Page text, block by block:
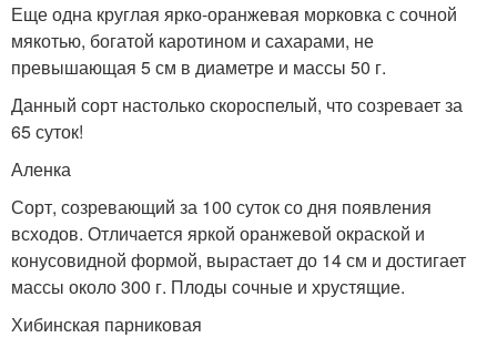
Еще одна круглая ярко-оранжевая морковка с сочной
мякотью, богатой каротином и сахарами, не
превышающая 5 см в диаметре и массы 50 г.
Данный сорт настолько скороспелый, что созревает за
65 суток!
Аленка
Сорт, созревающий за 100 суток со дня появления
всходов. Отличается яркой оранжевой окраской и
конусовидной формой, вырастает до 14 см и достигает
массы около 300 г. Плоды сочные и хрустящие.
Хибинская парниковая